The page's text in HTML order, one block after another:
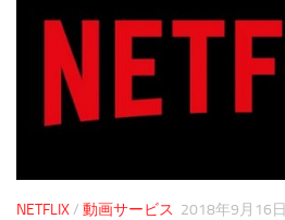
NETFLIX/ 動画サービス 2018年9月16日